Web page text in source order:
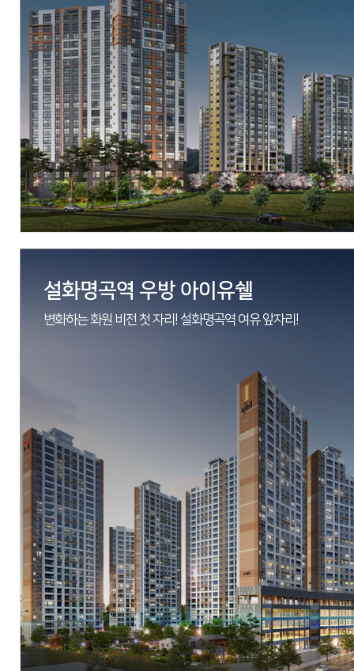
현장 경기도 이천시 장호원읍 진암리 68번지 일원
시행 ㈜한국토지신탁 (위탁사: ㈜그래도)
시공 우방산업(주), 동아건설산업(주)
세대수 총 413세대
분양문의 031-642-6902
자세히 보기
현장 광주광역시 동구 선교지구 2BL
시행 에스엠하이플러스
시공 에스엠상선
세대수 총 906세대(59㎡, 84㎡A)
분양문의 1577-2771
자세히 보기
설화명곡역 우방 아이유쉘
변화하는 화원 비전 첫 자리! 설화명곡역 여유 앞자리!